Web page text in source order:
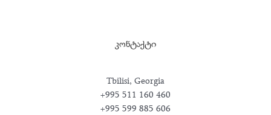
კონტაქტი
Tbilisi, Georgia
+995 511 160 460
+995 599 885 606